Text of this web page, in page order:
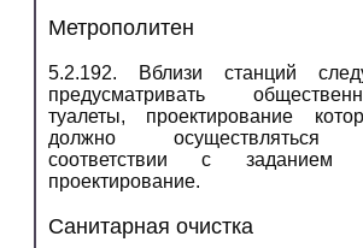
Метрополитен
5.2.192. Вблизи станций
предусматривать
туалеты, проектирование
должно
соответствии с заданием
проектирование.
Санитарная очистка